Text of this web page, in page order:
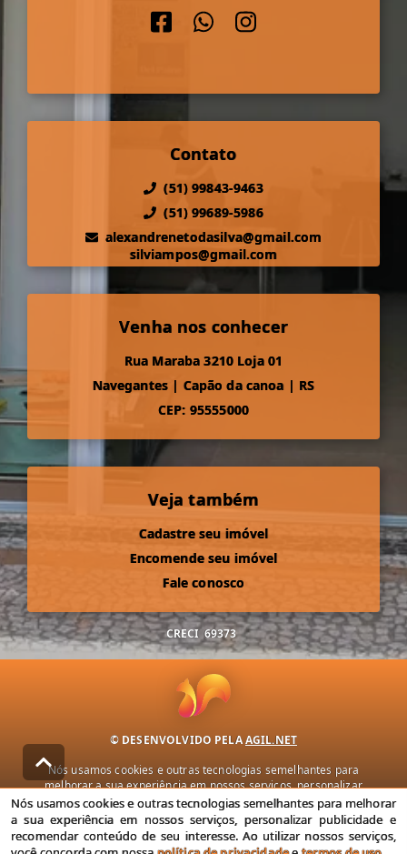
Contato
(51) 99843-9463
(51) 99689-5986
alexandrenetodasilva@gmail.com
silviampos@gmail.com
Venha nos conhecer
Rua Maraba 3210 Loja 01
Navegantes | Capão da canoa | RS
CEP: 95555000
Veja também
Cadastre seu imóvel
Encomende seu imóvel
Fale conosco
CRECI 69373
© DESENVOLVIDO PELAAGIL.NET
Nós usamos cookies e outras tecnologias semelhantes para
melhorar a sua experiência em nossos serviços, personalizar
publicidade e recomendar conteúdo de seu interesse. Ao utilizar
nossos serviços, você concorda com nossa política de privacidade e
termos de uso.
Nós usamos cookies e outras tecnologias semelhantes para melhorar
a sua experiência em nossos serviços, personalizar publicidade e
recomendar conteúdo de seu interesse. Ao utilizar nossos serviços,